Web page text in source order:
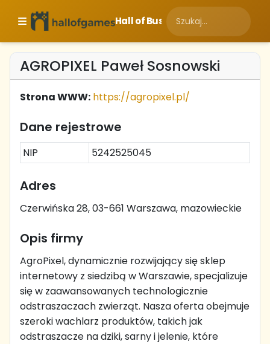
Hall of Business
AGROPIXEL Paweł Sosnowski
Strona WWW: https://agropixel.pl/
Dane rejestrowe
NIP 5242525045
Adres
Czerwińska 28, 03-661 Warszawa, mazowieckie
Opis firmy
AgroPixel, dynamicznie rozwijający się sklep
internetowy z siedzibą w Warszawie, specjalizuje
się w zaawansowanych technologicznie
odstraszaczach zwierząt. Nasza oferta obejmuje
szeroki wachlarz produktów, takich jak
odstraszacze na dziki, sarny i jelenie, które